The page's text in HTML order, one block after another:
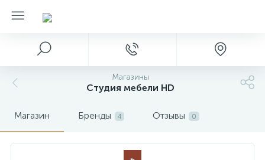
Магазины
Студия мебели HD
Магазин Бренды 4 Отзывы 0